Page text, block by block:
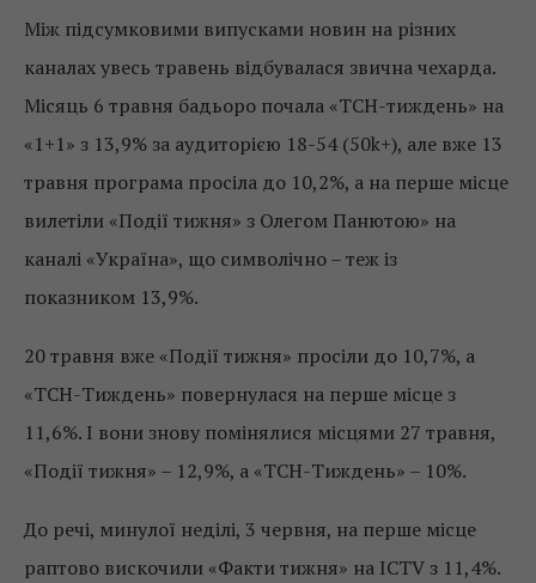
Між підсумковими випусками новин на різних
каналах увесь травень відбувалася звична чехарда.
Місяць 6 травня бадьоро почала «ТСН-тиждень» на
«1+1» з 13,9% за аудиторією 18-54 (50k+), але вже 13
травня програма просіла до 10,2%, а на перше місце
вилетіли «Події тижня» з Олегом Панютою» на
каналі «Україна», що символічно – теж із
показником 13,9%.
20 травня вже «Події тижня» просіли до 10,7%, а
«ТСН-Тиждень» повернулася на перше місце з
11,6%. І вони знову помінялися місцями 27 травня,
«Події тижня» – 12,9%, а «ТСН-Тиждень» – 10%.
До речі, минулої неділі, 3 червня, на перше місце
раптово вискочили «Факти тижня» на ICTV з 11,4%.